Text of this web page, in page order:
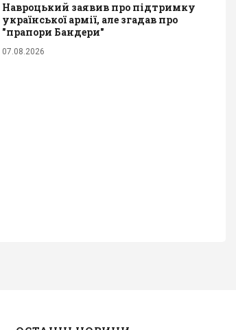
Навроцький заявив про підтримку
української армії, але згадав про
"прапори Бандери"
07.08.2026